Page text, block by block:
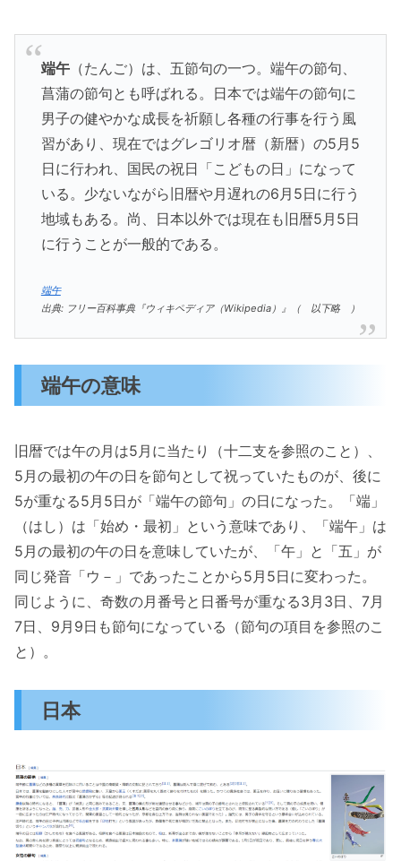
端午（たんご）は、五節句の一つ。端午の節句、
菖蒲の節句とも呼ばれる。日本では端午の節句に
男子の健やかな成長を祈願し各種の行事を行う風
習があり、現在ではグレゴリオ暦（新暦）の5月5
日に行われ、国民の祝日「こどもの日」になって
いる。少ないながら旧暦や月遅れの6月5日に行う
地域もある。尚、日本以外では現在も旧暦5月5日
に行うことが一般的である。
端午
出典: フリー百科事典『ウィキペディア（Wikipedia）』（ 以下略 ）
端午の意味
旧暦では午の月は5月に当たり（十二支を参照のこと）、
5月の最初の午の日を節句として祝っていたものが、後に
5が重なる5月5日が「端午の節句」の日になった。「端」
（はし）は「始め・最初」という意味であり、「端午」は
5月の最初の午の日を意味していたが、「午」と「五」が
同じ発音「ウ－」であったことから5月5日に変わった。
同じように、奇数の月番号と日番号が重なる3月3日、7月
7日、9月9日も節句になっている（節句の項目を参照のこ
と）。
日本